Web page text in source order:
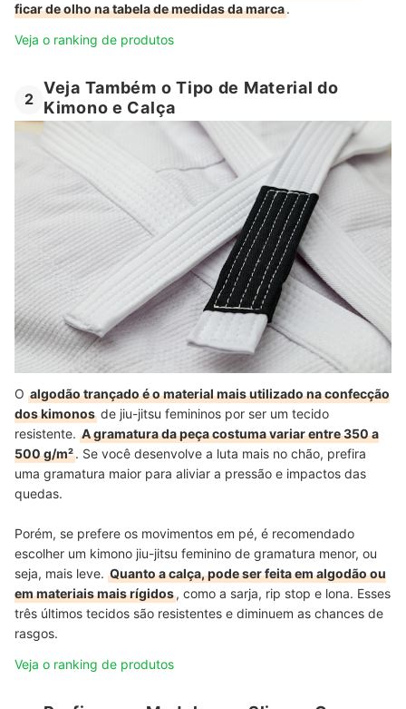
ficar de olho na tabela de medidas da marca.
Veja o ranking de produtos
2
Veja Também o Tipo de Material do
Kimono e Calça
O algodão trançado é o material mais utilizado na confecção
dos kimonos de jiu-jitsu femininos por ser um tecido
resistente. A gramatura da peça costuma variar entre 350 a
500 g/m². Se você desenvolve a luta mais no chão, prefira
uma gramatura maior para aliviar a pressão e impactos das
quedas.
Porém, se prefere os movimentos em pé, é recomendado
escolher um kimono jiu-jitsu feminino de gramatura menor, ou
seja, mais leve. Quanto a calça, pode ser feita em algodão ou
em materiais mais rígidos, como a sarja, rip stop e lona. Esses
três últimos tecidos são resistentes e diminuem as chances de
rasgos.
Veja o ranking de produtos